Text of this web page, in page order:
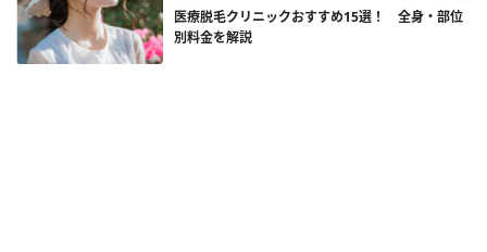
医療脱毛クリニックおすすめ15選！ 全身・部位
別料金を解説